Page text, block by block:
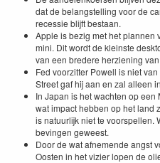
dat de belangstelling voor de
recessie blijft bestaan.
Apple is bezig met het plannen
mini. Dit wordt de kleinste
van een bredere herziening
Fed voorzitter Powell is niet
Street gaf hij aan en zal alleen
In Japan is het wachten op
wat impact hebben op het land
is natuurlijk niet te voorspellen.
bevingen geweest.
Door de wat afnemende angst
Oosten in het vizier lopen de